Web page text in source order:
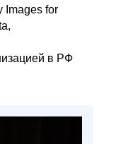
Images for
в РФ